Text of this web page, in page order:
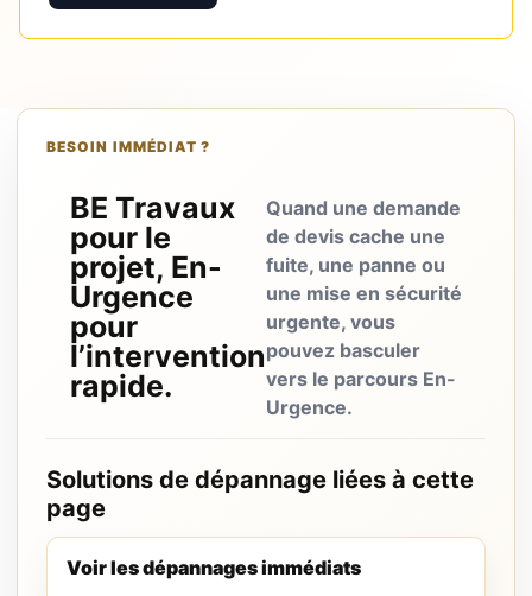
BESOIN IMMÉDIAT ?
BE Travaux
pour le
projet, En-
Urgence
pour
l’intervention
rapide.
Quand une demande
de devis cache une
fuite, une panne ou
une mise en sécurité
urgente, vous
pouvez basculer
vers le parcours En-
Urgence.
Solutions de dépannage liées à cette
page
Voir les dépannages immédiats